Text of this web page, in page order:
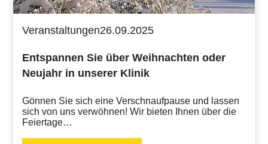
Veranstaltungen26.09.2025
Entspannen Sie über Weihnachten oder
Neujahr in unserer Klinik
Gönnen Sie sich eine Verschnaufpause und lassen
sich von uns verwöhnen! Wir bieten Ihnen über die
Feiertage…